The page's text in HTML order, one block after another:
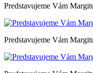
Predstavujeme Vám
Predstavujeme Vám